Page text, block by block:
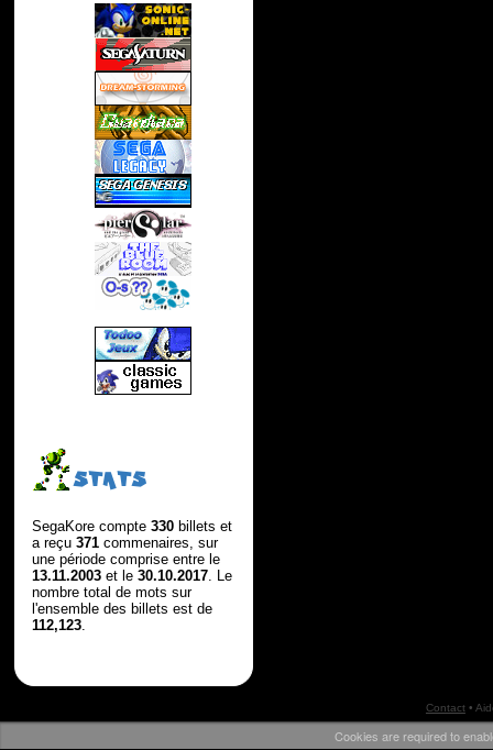
STATS
SegaKore compte 330billets et
a reçu 371commenaires, sur
une période comprise entre le
13.11.2003et le 30.10.2017. Le
nombre total de mots sur
l'ensemble des billets est de
112,123.
Contact•
Cookies are required to